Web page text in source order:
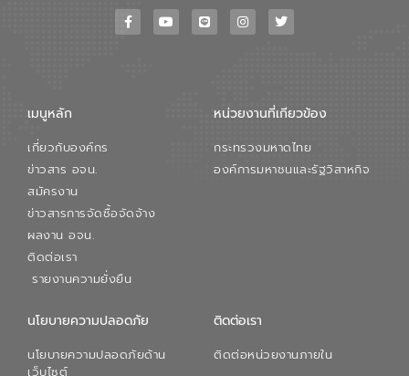
เมนูหลัก
เกี่ยวกับองค์กร
ข่าวสาร อจน.
สมัครงาน
ข่าวสารการจัดซื้อจัดจ้าง
ผลงาน อจน.
ติดต่อเรา
รายงานความยั่งยืน
หน่วยงานที่เกียวข้อง
กระทรวงมหาดไทย
องค์การมหาชนและรัฐวิสาหกิจ
นโยบายความปลอดภัย
นโยบายความปลอดภัยด้าน
เว็บไซต์
ติดต่อเรา
ติดต่อหน่วยงานภายใน